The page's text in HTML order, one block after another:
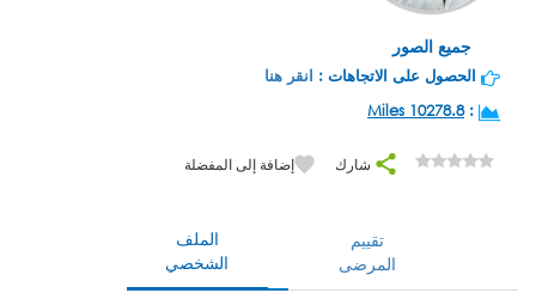
جميع الصور
الحصول على الاتجاهات : انقر هنا
:
10278.8 Miles
شارك إضافة إلى المفضلة
الملف
الشخصي
تقييم
المرضى